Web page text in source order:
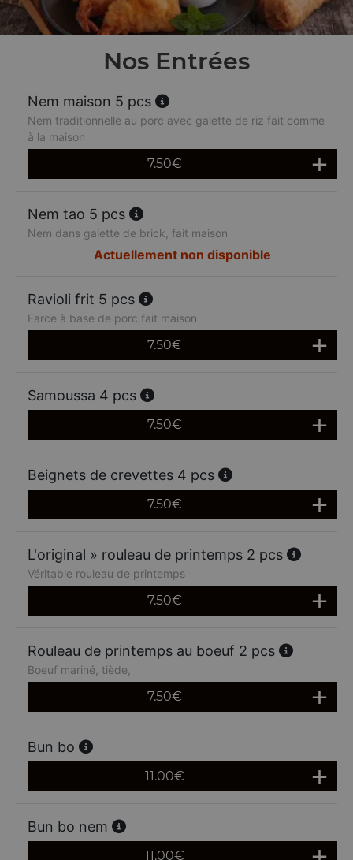
Nos Entrées
Nem maison 5 pcs
Nem traditionnelle au porc avec galette de riz fait comme
à la maison
7.50€
Nem tao 5 pcs
Nem dans galette de brick, fait maison
Actuellement non disponible
Ravioli frit 5 pcs
Farce à base de porc fait maison
7.50€
Samoussa 4 pcs
7.50€
Beignets de crevettes 4 pcs
7.50€
L'original » rouleau de printemps 2 pcs
Véritable rouleau de printemps
7.50€
Rouleau de printemps au boeuf 2 pcs
Boeuf mariné, tiède,
7.50€
Bun bo
11.00€
Bun bo nem
11.00€